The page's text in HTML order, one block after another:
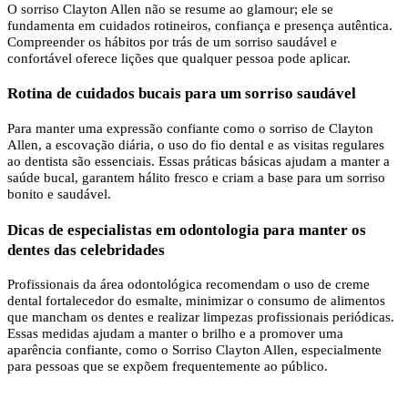
O sorriso Clayton Allen não se resume ao glamour; ele se
fundamenta em cuidados rotineiros, confiança e presença autêntica.
Compreender os hábitos por trás de um sorriso saudável e
confortável oferece lições que qualquer pessoa pode aplicar.
Rotina de cuidados bucais para um sorriso saudável
Para manter uma expressão confiante como o sorriso de Clayton
Allen, a escovação diária, o uso do fio dental e as visitas regulares
ao dentista são essenciais. Essas práticas básicas ajudam a manter a
saúde bucal, garantem hálito fresco e criam a base para um sorriso
bonito e saudável.
Dicas de especialistas em odontologia para manter os
dentes das celebridades
Profissionais da área odontológica recomendam o uso de creme
dental fortalecedor do esmalte, minimizar o consumo de alimentos
que mancham os dentes e realizar limpezas profissionais periódicas.
Essas medidas ajudam a manter o brilho e a promover uma
aparência confiante, como o Sorriso Clayton Allen, especialmente
para pessoas que se expõem frequentemente ao público.